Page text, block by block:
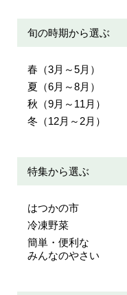
旬の時期から選ぶ
春（3月～5月）
夏（6月～8月）
秋（9月～11月）
冬（12月～2月）
特集から選ぶ
はつかの市
冷凍野菜
簡単・便利な
みんなのやさい